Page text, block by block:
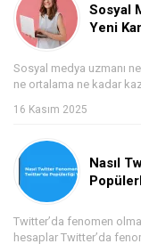
Sosyal
Yeni
Sosyal medya uzmanı
ne ortalama ne kadar
16 Kasım 2025
Nasıl
Twitter’da fenomen
hesaplar Twitter’da